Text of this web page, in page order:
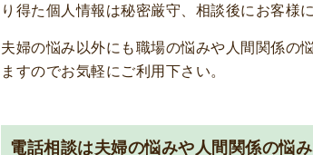
り得た個人情報は秘密厳守、相談後にお客様
夫婦の悩み以外にも職場の悩みや人間関係の
ますのでお気軽にご利用下さい。
電話相談は夫婦の悩みや人間関係の悩